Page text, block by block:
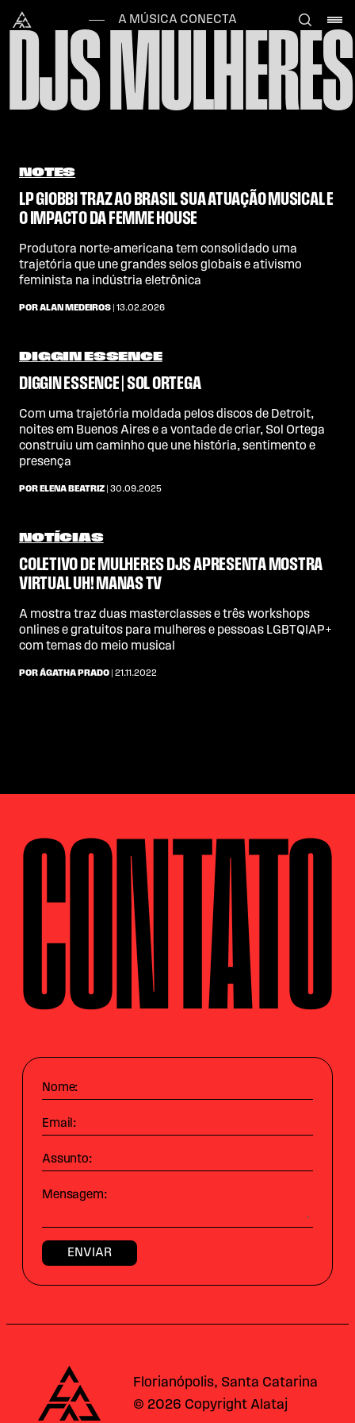
Alataj
A MÚSICA CONECTA
DJS MULHERES
NOTES
LP GIOBBI TRAZ AO BRASIL SUA ATUAÇÃO MUSICAL E
O IMPACTO DA FEMME HOUSE
Produtora norte-americana tem consolidado uma
trajetória que une grandes selos globais e ativismo
feminista na indústria eletrônica
POR ALAN MEDEIROS | 13.02.2026
DIGGIN ESSENCE
DIGGIN ESSENCE | SOL ORTEGA
Com uma trajetória moldada pelos discos de Detroit,
noites em Buenos Aires e a vontade de criar, Sol Ortega
construiu um caminho que une história, sentimento e
presença
POR ELENA BEATRIZ | 30.09.2025
NOTÍCIAS
COLETIVO DE MULHERES DJS APRESENTA MOSTRA
VIRTUAL UH! MANAS TV
A mostra traz duas masterclasses e três workshops
onlines e gratuitos para mulheres e pessoas LGBTQIAP+
com temas do meio musical
POR ÁGATHA PRADO | 21.11.2022
CONTATO
Nome:
Email:
Assunto:
Mensagem:
Alataj
Florianópolis, Santa Catarina
© 2026 Copyright Alataj